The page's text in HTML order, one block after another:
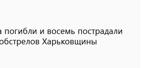
погибли и восемь пострадали
обстрелов Харьковщины